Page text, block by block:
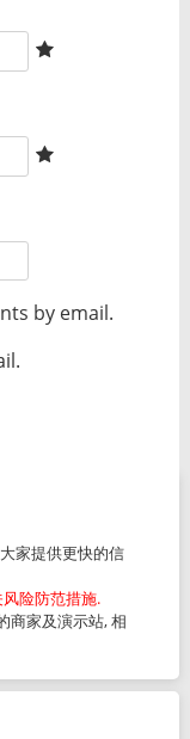
by email.
家提供更快的信
险防范措施.
商家及演示站, 相